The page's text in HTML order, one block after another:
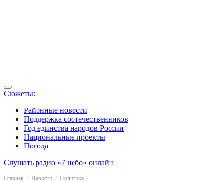
Сюжеты:
Районные новости
Поддержка соотечественников
Год единства народов России
Национальные проекты
Погода
Слушать радио «7 небо» онлайн
Главная Новости
Политика